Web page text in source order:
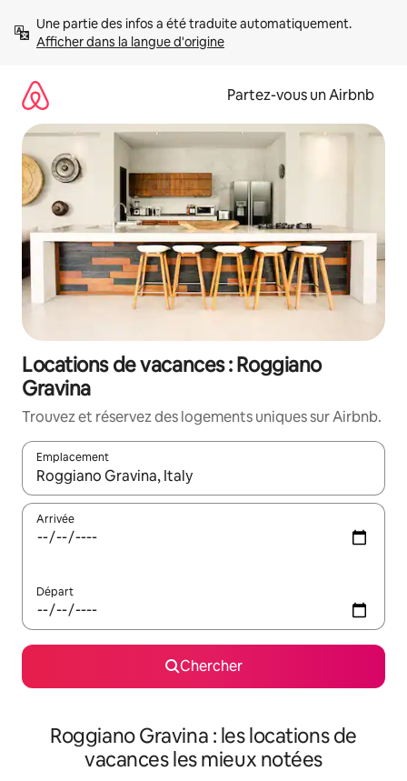
directement
Afficher dans la langue d'origine
Partez-vous un Airbnb
Locations de vacances : Roggiano
Gravina
Trouvez et réservez des logements uniques sur Airbnb.
Emplacement
Quand les résultats sont affichés, parcourez-les en utilisant
Arrivée
Départ
Chercher
Roggiano Gravina : les locations de
vacances les mieux notées